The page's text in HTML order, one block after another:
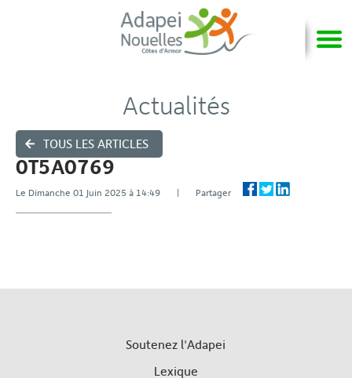
TOUS LES ARTICLES
Actualités
0T5A0769
Le Dimanche 01 Juin 2025 à 14:49 | Partager
Soutenez l'Adapei
Lexique